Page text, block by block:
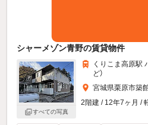
シャーメゾン青野の賃貸物件
すべての写真
くりこま高原駅
ど）
宮城県栗原市築
2階建 / 12年7ヶ月 /